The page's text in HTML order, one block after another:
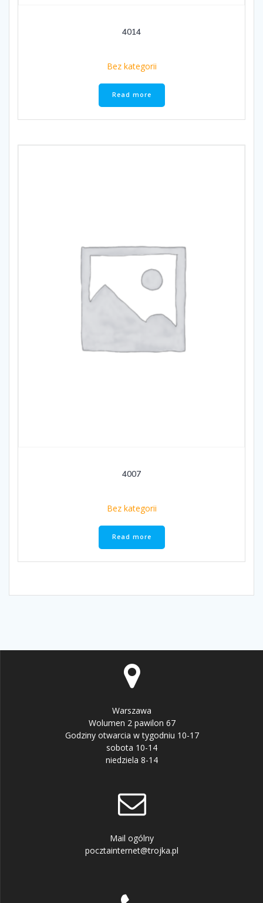
4014
Bez kategorii
Read more
4007
Bez kategorii
Read more
Warszawa
Wolumen 2 pawilon 67
Godziny otwarcia w tygodniu 10-17
sobota 10-14
niedziela 8-14
Mail ogólny
pocztainternet@trojka.pl